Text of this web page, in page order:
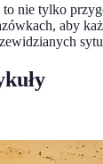
to nie tylko
aby